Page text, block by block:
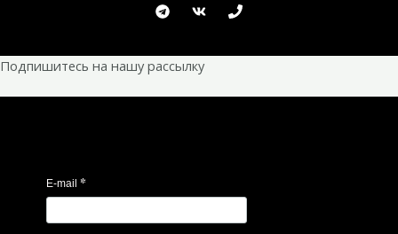
Подпишитесь на нашу рассылку
E-mail *